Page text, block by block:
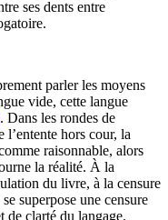
ses dents entre
parler les moyens
vide, cette langue
. Dans les rondes de
hors cour, la
raisonnable, alors
la réalité. À la
du livre, à la censure
superpose une censure
de clarté du langage.